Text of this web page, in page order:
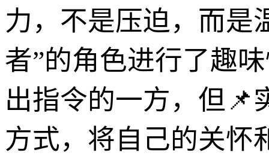
力，不是压迫，而是
者”的角色进行了趣
出指令的一方，但📌
方式，将自己的关